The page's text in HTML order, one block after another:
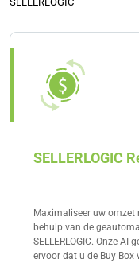
volumekortingen,
SELLERLOGIC
Maximaliseer uw omzet
behulp van de
SELLERLOGIC. Onze
ervoor dat u de Buy